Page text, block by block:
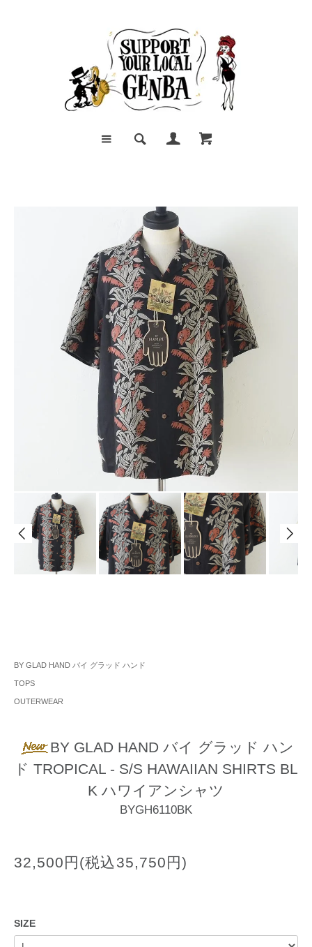
BY GLAD HAND バイ グラッド ハンド
TOPS
OUTERWEAR
BY GLAD HAND バイ グラッド ハン
ド TROPICAL - S/S HAWAIIAN SHIRTS BL
K ハワイアンシャツ
BYGH6110BK
32,500円(税込35,750円)
SIZE